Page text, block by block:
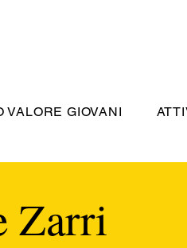
VALORE GIOVANI
Zarri